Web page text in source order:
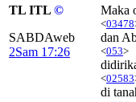
TL ITL ©
SABDAweb
2Sam 17:26
Maka
<03478
dan
<053>
<02583
di